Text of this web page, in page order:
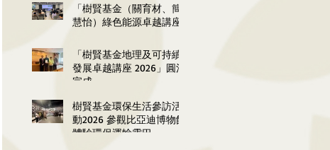
「樹賢基金（關育材、簡
慧怡）綠色能源卓越講座
「樹賢基金地理及可持續
發展卓越講座 2026」圓滿
完成
樹賢基金環保生活參訪活
動2026 參觀比亞迪博物館
體驗環保運輸雲巴